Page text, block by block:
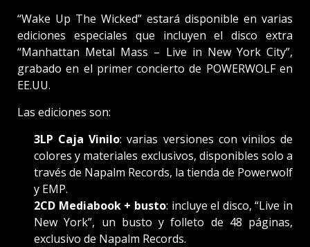
“Wake Up The Wicked” estará disponible en varias
ediciones especiales que incluyen el disco extra
“Manhattan Metal Mass – Live in New York City”,
grabado en el primer concierto de POWERWOLF en
EE.UU.
Las ediciones son:
3LP Caja Vinilo: varias versiones con vinilos de
colores y materiales exclusivos, disponibles solo a
través de Napalm Records, la tienda de Powerwolf
y EMP.
2CD Mediabook + busto: incluye el disco, “Live in
New York”, un busto y folleto de 48 páginas,
exclusivo de Napalm Records.